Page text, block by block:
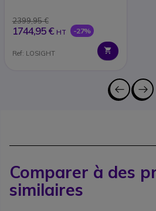
2399,95 €
1744,95 € HT -27%
Ref: LOSIGHT
Comparer à des
similaires